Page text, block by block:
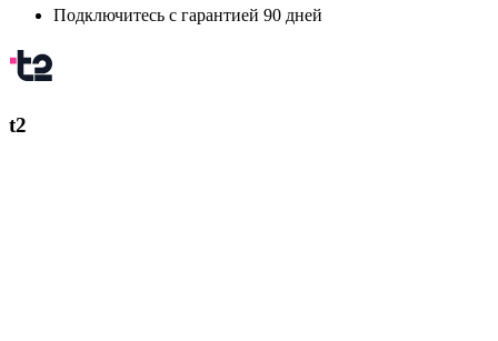
Подключитесь с гарантией 90 дней
t2